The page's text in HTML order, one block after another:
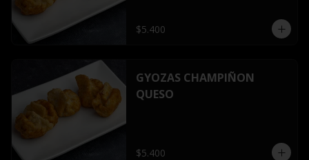
$5.400
GYOZAS CHAMPIÑON
QUESO
$5.400